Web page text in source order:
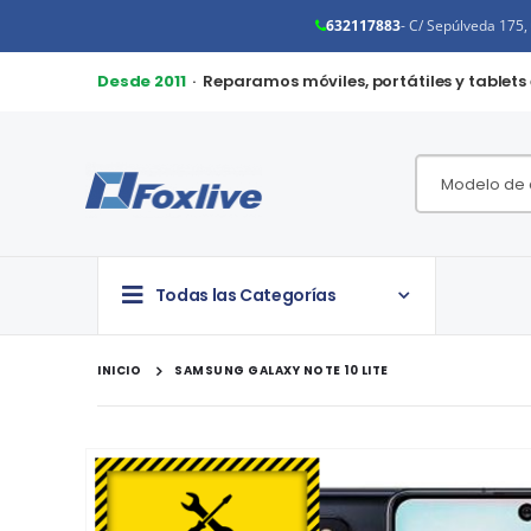
632117883- C/ Sepúlveda
Desde 2011· Reparamos móviles, portátiles y tablets
Todas las Categorías
INICIO SAMSUNG GALAXY NOTE 10 LITE
Saltar
al
final